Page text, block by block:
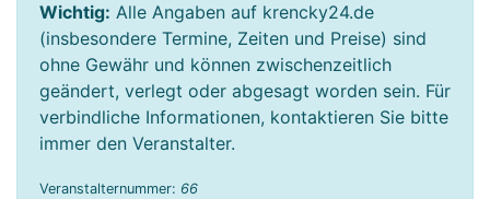
Wichtig: Alle Angaben auf krencky24.de
(insbesondere Termine, Zeiten und Preise) sind
ohne Gewähr und können zwischenzeitlich
geändert, verlegt oder abgesagt worden sein. Für
verbindliche Informationen, kontaktieren Sie bitte
immer den Veranstalter.
Veranstalternummer: 66